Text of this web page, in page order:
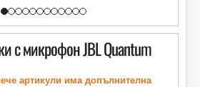
с микрофон JBL Quantum
артикули има допълнителна